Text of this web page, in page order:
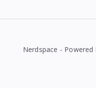
Nerdspace -